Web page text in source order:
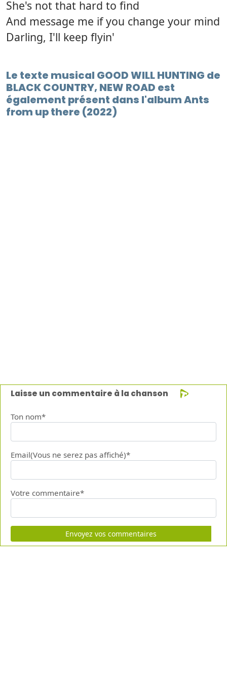
She's not that hard to find
And message me if you change your mind
Darling, I'll keep flyin'
Le texte musical GOOD WILL HUNTING de
BLACK COUNTRY, NEW ROAD est
également présent dans l'album Ants
from up there (2022)
Laisse un commentaire à la chanson
Ton nom*
Email(Vous ne serez pas affiché)*
Votre commentaire*
Envoyez vos commentaires